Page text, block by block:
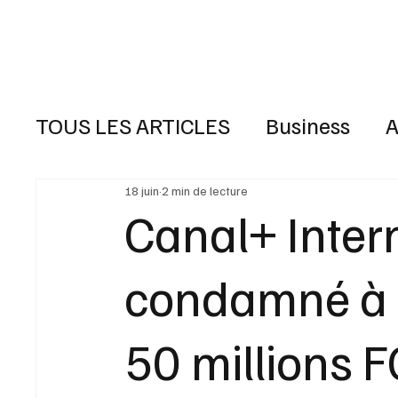
TOUS LES ARTICLES Business
INFOS FLASH
Canal+
condamné
50 millions
18 juin 2 min de lecture